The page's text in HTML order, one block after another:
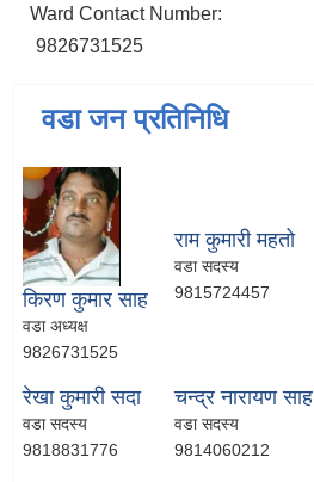
Ward Contact Number:
9826731525
वडा जन प्रतिनिधि
किरण कुमार साह
वडा अध्यक्ष
9826731525
राम कुमारी महतो
वडा सदस्य
9815724457
रेखा कुमारी सदा
वडा सदस्य
9818831776
चन्द्र नारायण साह
वडा सदस्य
9814060212